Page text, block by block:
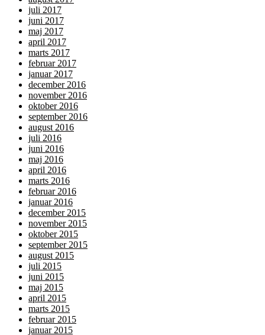
juli 2017
juni 2017
maj 2017
april 2017
marts 2017
februar 2017
januar 2017
december 2016
november 2016
oktober 2016
september 2016
august 2016
juli 2016
juni 2016
maj 2016
april 2016
marts 2016
februar 2016
januar 2016
december 2015
november 2015
oktober 2015
september 2015
august 2015
juli 2015
juni 2015
maj 2015
april 2015
marts 2015
februar 2015
januar 2015